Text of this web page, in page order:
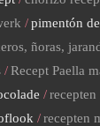
pimentón
ñoras,
Recept Paella
recepten